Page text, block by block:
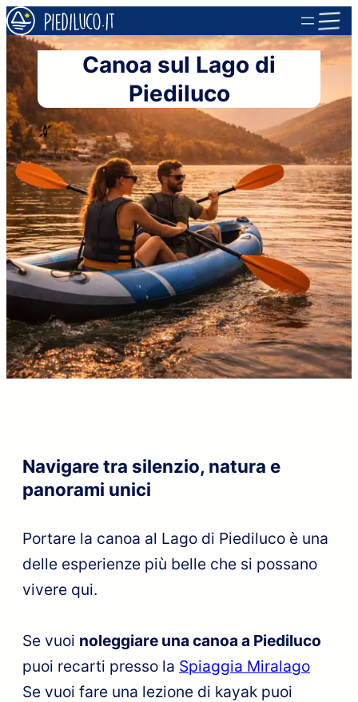
Vai
al
contenuto
Canoa sul Lago di
Piediluco
Navigare tra silenzio, natura e
panorami unici
Portare la canoa al Lago di Piediluco è una
delle esperienze più belle che si possano
vivere qui.
Se vuoi noleggiare una canoa a Piediluco
puoi recarti presso la Spiaggia Miralago
Se vuoi fare una lezione di kayak puoi